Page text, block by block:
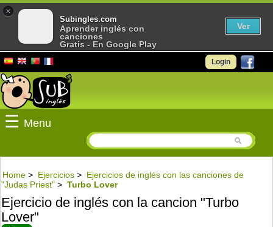
Login
☰ Menu
Home > Ejercicios > Ejercicios de inglés con las canciones de
"Judas Priest" > Turbo Lover
Ejercicio de inglés con la cancion "Turbo
Lover"
×
Subingles.com
Aprender inglés con
canciones
Gratis - En Google Play
Ver